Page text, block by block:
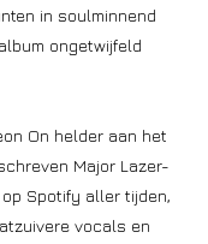
in soulminnend
ongetwijfeld
On helder aan het
Major Lazer-
Spotify aller tijden,
vocals en